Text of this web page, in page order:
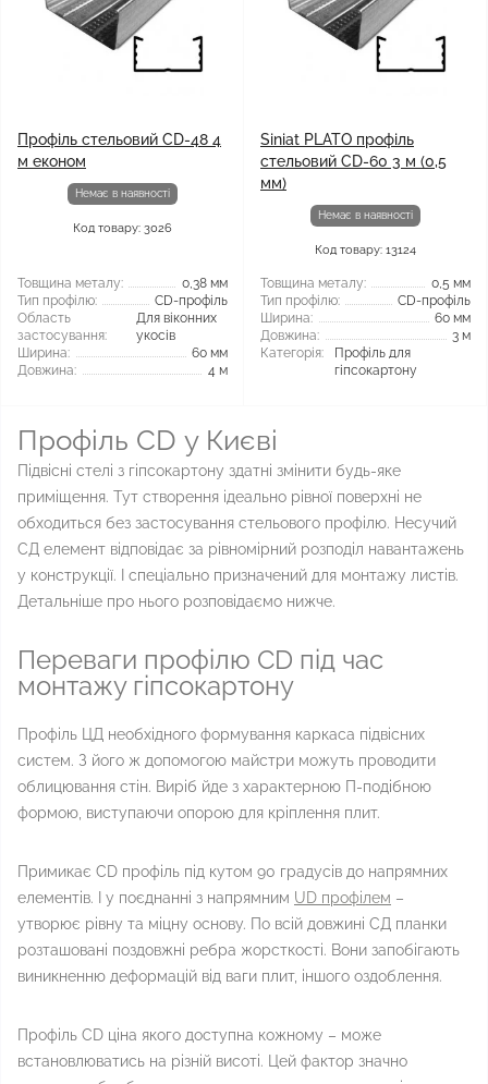
Профіль стельовий CD-48 4
м економ
Немає в наявності
Код товару: 3026
Товщина металу:
0,38 мм
Тип профілю:
CD-профіль
Область
застосування:
Для віконних
укосів
Ширина:
60 мм
Довжина:
4 м
Siniat PLATO профіль
стельовий CD-60 3 м (0,5
мм)
Немає в наявності
Код товару: 13124
Товщина металу:
0,5 мм
Тип профілю:
CD-профіль
Ширина:
60 мм
Довжина:
3 м
Категорія:
Профіль для
гіпсокартону
Профіль CD у Києві
Підвісні стелі з гіпсокартону здатні змінити будь-яке
приміщення. Тут створення ідеально рівної поверхні не
обходиться без застосування стельового профілю. Несучий
СД елемент відповідає за рівномірний розподіл навантажень
у конструкції. І спеціально призначений для монтажу листів.
Детальніше про нього розповідаємо нижче.
Переваги профілю CD під час
монтажу гіпсокартону
Профіль ЦД необхідного формування каркаса підвісних
систем. З його ж допомогою майстри можуть проводити
облицювання стін. Виріб йде з характерною П-подібною
формою, виступаючи опорою для кріплення плит.
Примикає CD профіль під кутом 90 градусів до напрямних
елементів. І у поєднанні з напрямним UD профілем –
утворює рівну та міцну основу. По всій довжині СД планки
розташовані поздовжні ребра жорсткості. Вони запобігають
виникненню деформацій від ваги плит, іншого оздоблення.
Профіль CD ціна якого доступна кожному – може
встановлюватись на різній висоті. Цей фактор значно